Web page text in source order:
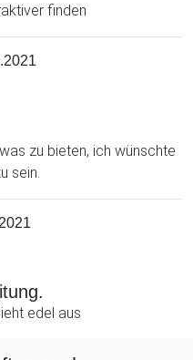
finden
zu bieten, ich wünschte
sein.
edel aus